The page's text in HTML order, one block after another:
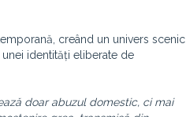
creând un univers scenic
identități eliberate de
doar abuzul domestic, ci mai